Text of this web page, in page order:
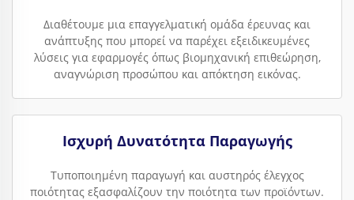
Διαθέτουμε μια επαγγελματική ομάδα έρευνας και
ανάπτυξης που μπορεί να παρέχει εξειδικευμένες
λύσεις για εφαρμογές όπως βιομηχανική επιθεώρηση,
αναγνώριση προσώπου και απόκτηση εικόνας.
Ισχυρή Δυνατότητα Παραγωγής
Τυποποιημένη παραγωγή και αυστηρός έλεγχος
ποιότητας εξασφαλίζουν την ποιότητα των προϊόντων.